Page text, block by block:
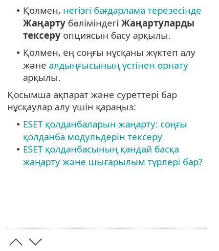
• Қолмен, негізгі бағдарлама терезесінде
Жаңарту бөліміндегі Жаңартуларды
тексеру опциясын басу арқылы.
• Қолмен, ең соңғы нұсқаны жүктеп алу
және алдыңғысының үстінен орнату
арқылы.
Қосымша ақпарат және суреттері бар
нұсқаулар алу үшін қараңыз:
• ESET қолданбаларын жаңарту: соңғы
қолданба модульдерін тексеру
• ESET қолданбасының қандай басқа
жаңарту және шығарылым түрлері бар?